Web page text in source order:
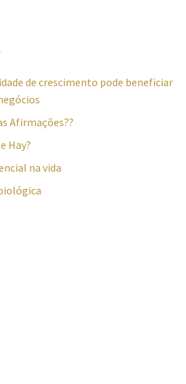
de crescimento pode beneficiar
Afirmações??
Hay?
na vida